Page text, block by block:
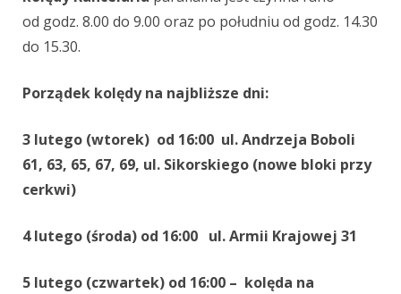
od godz. 8.00 do 9.00 oraz po południu od godz. 14.30
do 15.30.
Porządek kolędy na najbliższe dni:
3 lutego (wtorek) od 16:00 ul. Andrzeja Boboli
61, 63, 65, 67, 69, ul. Sikorskiego (nowe bloki przy
cerkwi)
4 lutego (środa) od 16:00 ul. Armii Krajowej 31
5 lutego (czwartek) od 16:00 – kolęda na